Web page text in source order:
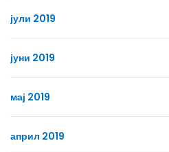
јули 2019
јуни 2019
мај 2019
април 2019